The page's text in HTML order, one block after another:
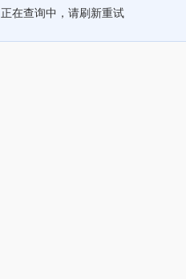
正在查询中，请刷新重试